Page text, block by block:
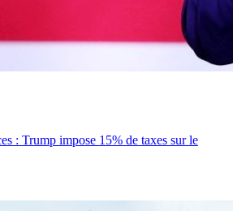
: Trump impose 15% de taxes sur le